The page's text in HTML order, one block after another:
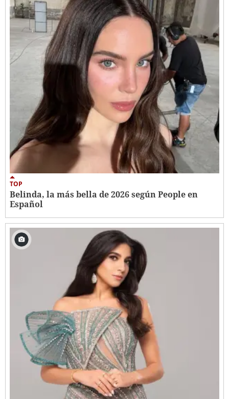
TOP
Belinda, la más bella de 2026 según People en
Español